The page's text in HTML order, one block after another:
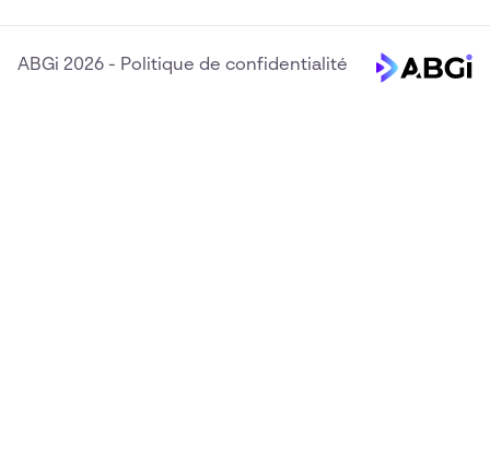
ABGi 2026 - Politique de confidentialité